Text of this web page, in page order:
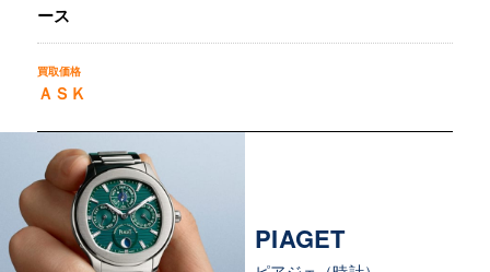
ース
ＡＳＫ
PIAGET